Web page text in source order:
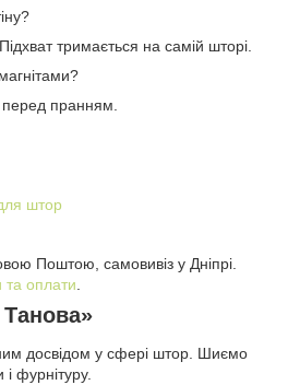
тримається на самій штopi.
перед пранням.
штор
Поштою, самовивіз у Дніпрі.
та оплати
досвідом у сфері штор. Шиємо
фурнітуру.